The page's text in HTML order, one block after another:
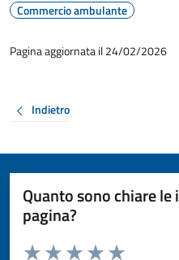
Commercio ambulante
Pagina aggiornata il 24/02/2026
Indietro
Quanto sono chiare
pagina?
Valuta da 1 a 5 stelle la pagina